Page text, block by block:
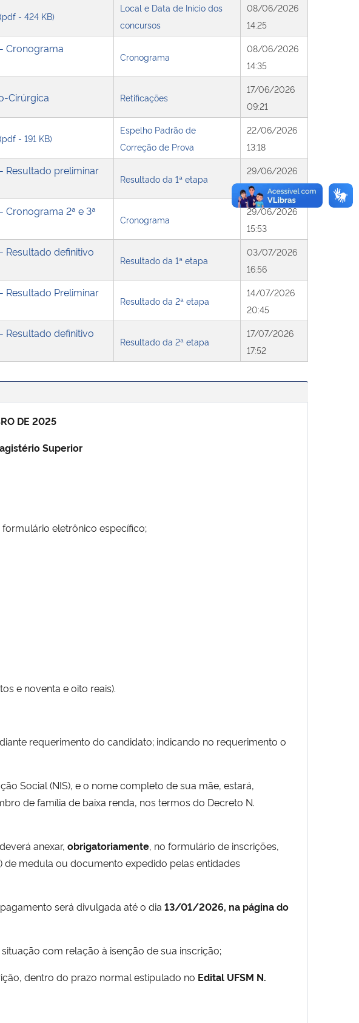
(pdf - 424 KB)
Local e Data de Início dos
concursos
08/06/2026
14:25
Cronograma
Cronograma
08/06/2026
14:35
Cirúrgica Retificações
17/06/2026
09:21
(pdf - 191 KB)
Espelho Padrão de
Correção de Prova
22/06/2026
13:18
Resultado preliminar
Resultado da 1ª etapa
29/06/2026
15:50
2ª e 3ª
Cronograma
29/06/2026
15:53
Resultado definitivo
Resultado da 1ª etapa
03/07/2026
16:56
Resultado Preliminar
Resultado da 2ª etapa
14/07/2026
20:45
Resultado definitivo
Resultado da 2ª etapa
17/07/2026
17:52
DE 2025
Superior
eletrônico específico;
e noventa e oito reais).
requerimento do candidato; indicando no requerimento o
Social (NIS), e o nome completo de sua mãe, estará,
de família de baixa renda, nos termos do Decreto N.
anexar, obrigatoriamente, no formulário de inscrições,
medula ou documento expedido pelas entidades
será divulgada até o dia 13/01/2026, na página do
com relação à isenção de sua inscrição;
dentro do prazo normal estipulado no Edital UFSM N.